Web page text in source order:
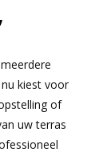
kiest voor
of
uw terras